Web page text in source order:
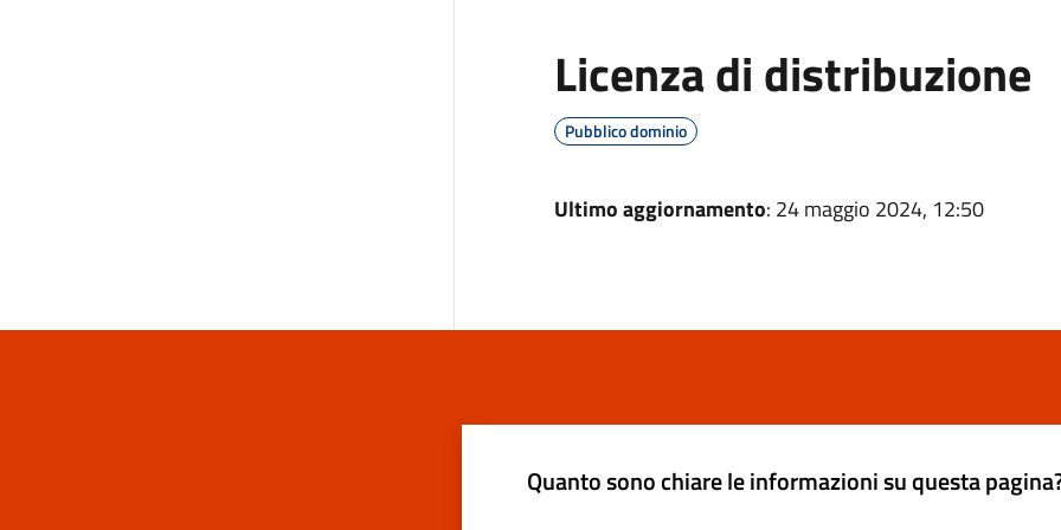
Licenza di distribuzione
Pubblico dominio
Ultimo aggiornamento: 24 maggio 2024, 12:50
Quanto sono chiare le informazioni su questa